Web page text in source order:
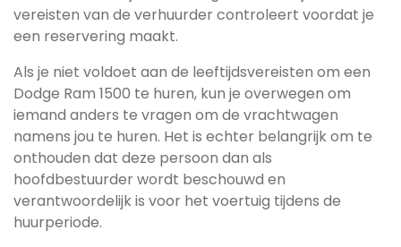
vereisten van de verhuurder controleert voordat je
een reservering maakt.
Als je niet voldoet aan de leeftijdsvereisten om een
Dodge Ram 1500 te huren, kun je overwegen om
iemand anders te vragen om de vrachtwagen
namens jou te huren. Het is echter belangrijk om te
onthouden dat deze persoon dan als
hoofdbestuurder wordt beschouwd en
verantwoordelijk is voor het voertuig tijdens de
huurperiode.